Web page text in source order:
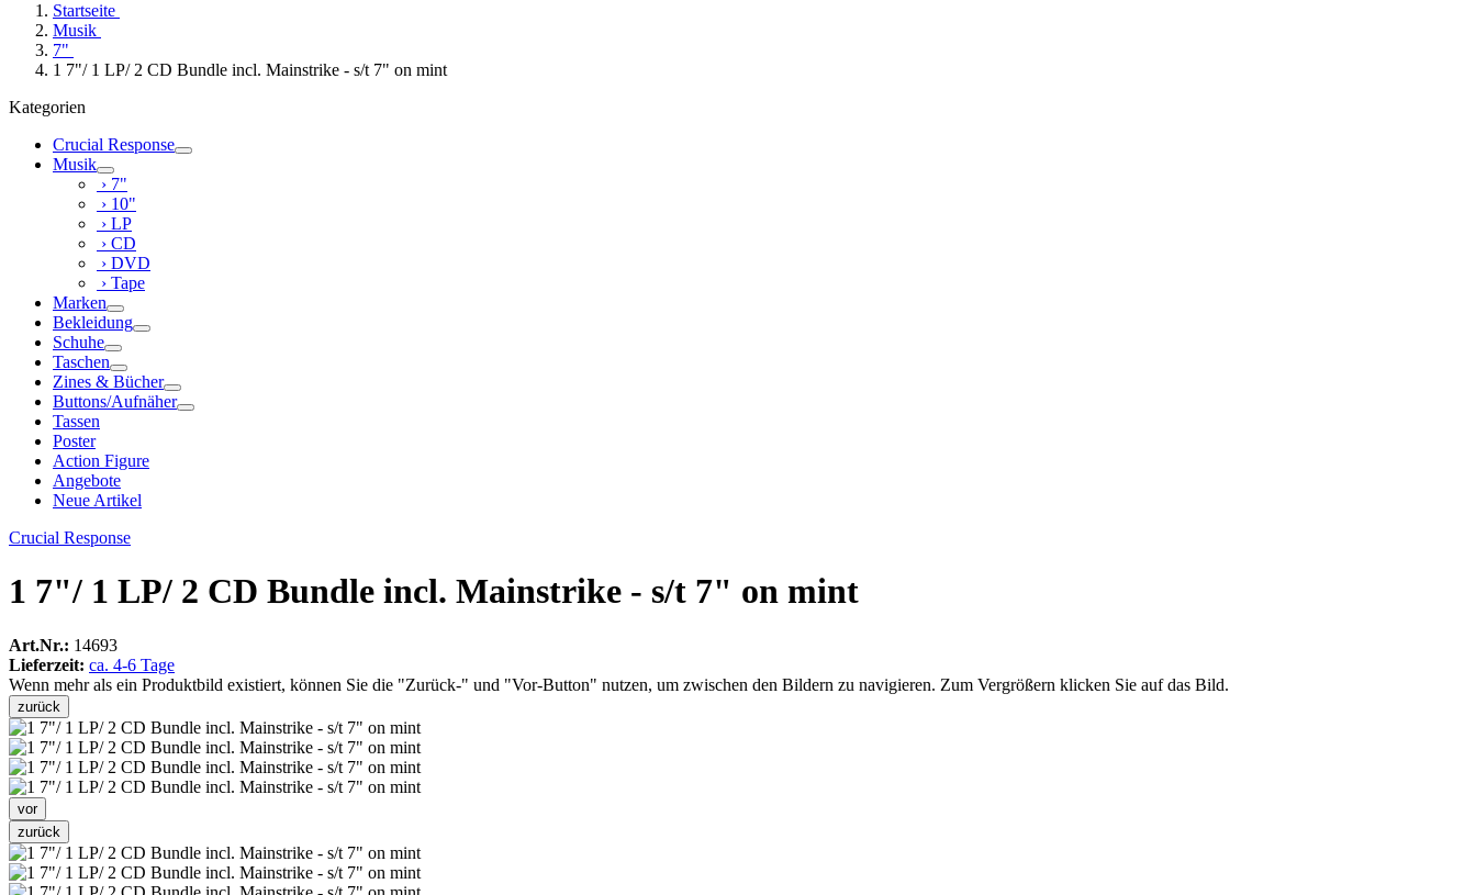
Startseite
Musik
7"
1 7"/ 1 LP/ 2 CD Bundle incl. Mainstrike - s/t 7" on mint
Kategorien
Crucial Response
Musik
› 7"
› 10"
› LP
› CD
› DVD
› Tape
Marken
Bekleidung
Schuhe
Taschen
Zines & Bücher
Buttons/Aufnäher
Tassen
Poster
Action Figure
Angebote
Neue Artikel
Crucial Response
1 7"/ 1 LP/ 2 CD Bundle incl. Mainstrike - s/t 7" on mint
Art.Nr.: 14693
Lieferzeit: ca. 4-6 Tage
Wenn mehr als ein Produktbild existiert, können Sie die "Zurück-" und "Vor-Button" nutzen, um zwischen den Bildern zu navigieren. Zum Vergrößern klicken Sie auf das Bild.
zurück
vor
zurück